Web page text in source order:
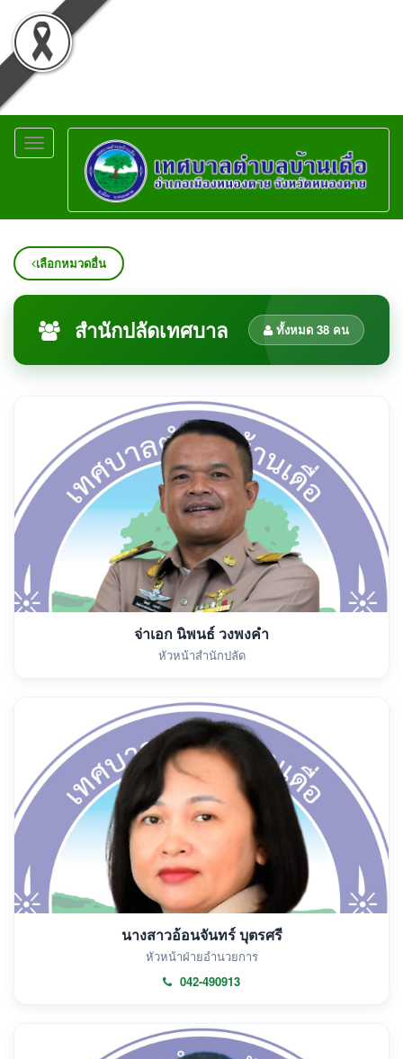
Toggle
navigation
เลือกหมวดอื่น
สำนักปลัดเทศบาล ทั้งหมด 38 คน
จ่าเอก นิพนธ์ วงพงคำ
หัวหน้าสำนักปลัด
นางสาวอ้อนจันทร์ บุตรศรี
หัวหน้าฝ่ายอำนวยการ
042-490913